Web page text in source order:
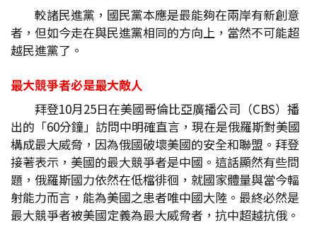
較諸民進黨，國民黨本應是最能夠在兩岸有新創意
者，但如今走在與民進黨相同的方向上，當然不可能超
越民進黨了。
最大競爭者必是最大敵人
拜登10月25日在美國哥倫比亞廣播公司（CBS）播
出的「60分鐘」訪問中明確直言，現在是俄羅斯對美國
構成最大威脅，因為俄國破壞美國的安全和聯盟。拜登
接著表示，美國的最大競爭者是中國。這話顯然有些問
題，俄羅斯國力依然在低檔徘徊，就國家體量與當今輻
射能力而言，能為美國之患者唯中國大陸。最終必然是
最大競爭者被美國定義為最大威脅者，抗中超越抗俄。